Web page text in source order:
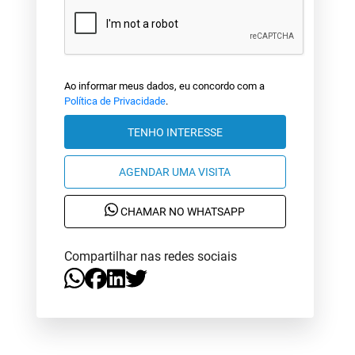
Ao informar meus dados, eu concordo com a
Política de Privacidade.
TENHO INTERESSE
AGENDAR UMA VISITA
CHAMAR NO WHATSAPP
Compartilhar nas redes sociais